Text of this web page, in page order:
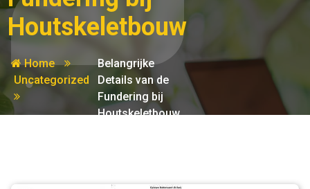
Houtskeletbouw
Home
Uncategorized
Belangrijke
Details van de
Fundering bij
Houtskeletbouw